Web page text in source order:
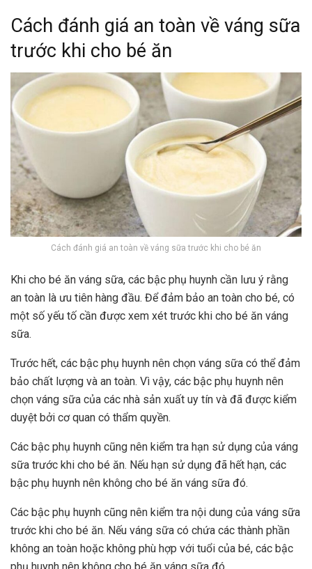
Cách đánh giá an toàn về váng sữa
trước khi cho bé ăn
Cách đánh giá an toàn về váng sữa trước khi cho bé ăn
Khi cho bé ăn váng sữa, các bậc phụ huynh cần lưu ý rằng
an toàn là ưu tiên hàng đầu. Để đảm bảo an toàn cho bé, có
một số yếu tố cần được xem xét trước khi cho bé ăn váng
sữa.
Trước hết, các bậc phụ huynh nên chọn váng sữa có thể đảm
bảo chất lượng và an toàn. Vì vậy, các bậc phụ huynh nên
chọn váng sữa của các nhà sản xuất uy tín và đã được kiểm
duyệt bởi cơ quan có thẩm quyền.
Các bậc phụ huynh cũng nên kiểm tra hạn sử dụng của váng
sữa trước khi cho bé ăn. Nếu hạn sử dụng đã hết hạn, các
bậc phụ huynh nên không cho bé ăn váng sữa đó.
Các bậc phụ huynh cũng nên kiểm tra nội dung của váng sữa
trước khi cho bé ăn. Nếu váng sữa có chứa các thành phần
không an toàn hoặc không phù hợp với tuổi của bé, các bậc
phụ huynh nên không cho bé ăn váng sữa đó.